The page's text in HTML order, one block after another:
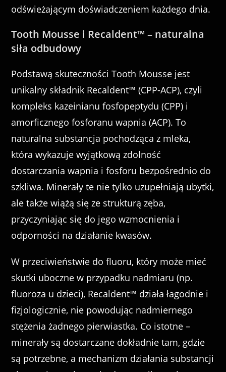
odświeżającym doświadczeniem każdego dnia.
Tooth Mousse i Recaldent™ – naturalna
siła odbudowy
Podstawą skuteczności Tooth Mousse jest
unikalny składnik Recaldent™ (CPP-ACP), czyli
kompleks kazeinianu fosfopeptydu (CPP) i
amorficznego fosforanu wapnia (ACP). To
naturalna substancja pochodząca z mleka,
która wykazuje wyjątkową zdolność
dostarczania wapnia i fosforu bezpośrednio do
szkliwa. Minerały te nie tylko uzupełniają ubytki,
ale także wiążą się ze strukturą zęba,
przyczyniając się do jego wzmocnienia i
odporności na działanie kwasów.
W przeciwieństwie do fluoru, który może mieć
skutki uboczne w przypadku nadmiaru (np.
fluoroza u dzieci), Recaldent™ działa łagodnie i
fizjologicznie, nie powodując nadmiernego
stężenia żadnego pierwiastka. Co istotne –
minerały są dostarczane dokładnie tam, gdzie
są potrzebne, a mechanizm działania substancji